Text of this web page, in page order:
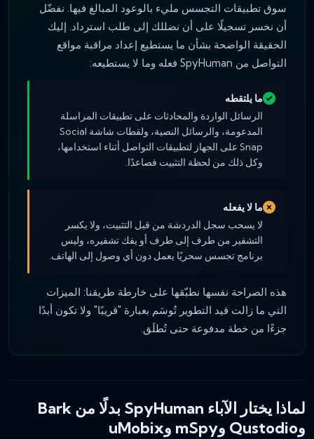
سوق تطبيقات التجسس مليء بالوعود المبالغ فيها. نفضّل
أن نخسر تسجيلًا على أن نضللك إلى طلب استرداد. إليك
الحقيقة الواضحة بشأن ما يستطيع إعداد مراقبة مواقع
التواصل من SpyHuman فعله وما لا يستطيعه:
ما يلتقطه
الرسائل الواردة والمحادثات على تطبيقات المراسلة
المدعومة، والرسائل النصية، ولقطات شاشة Social
Snap على الجهاز لتطبيقات التواصل أثناء استخدامها،
وكل ذلك من لحظة التثبيت فصاعدًا.
ما لا يفعله
لا يسحب سجل الدردشة من قبل التثبيت، ولا يكسر
التشفير من طرف إلى طرف أو يفك تشفيره، وليس
برنامج تجسس سحريًا يعمل دون أي وصول إلى الهاتف.
هذه الصراحة نفسها نطبّقها على خارطة طريقنا: الميزات
التي ما زالت قيد التطوير تُوسَم بعبارة "قريبًا" ولا تكون أبدًا
جزءًا من خطة مدفوعة حتى تُطلَق.
لماذا يختار الآباء SpyHuman بدلًا من Bark
وQustodio وmSpy وuMobix